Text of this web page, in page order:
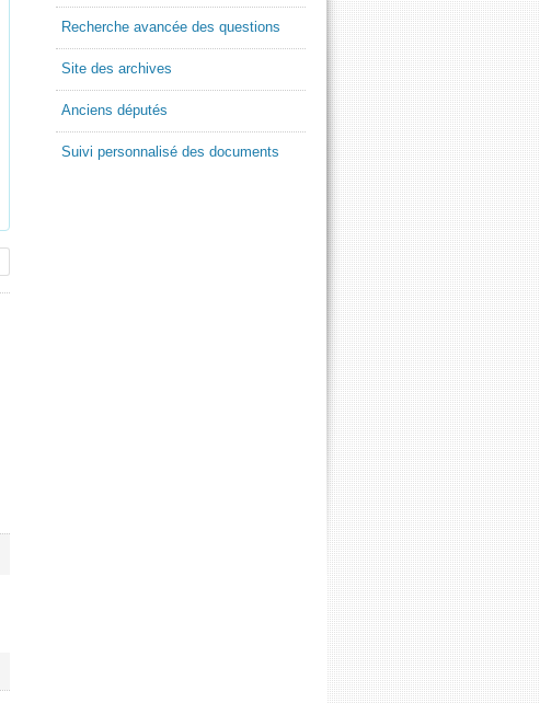
Recherche avancée des questions
Site des archives
Anciens députés
Suivi personnalisé des documents